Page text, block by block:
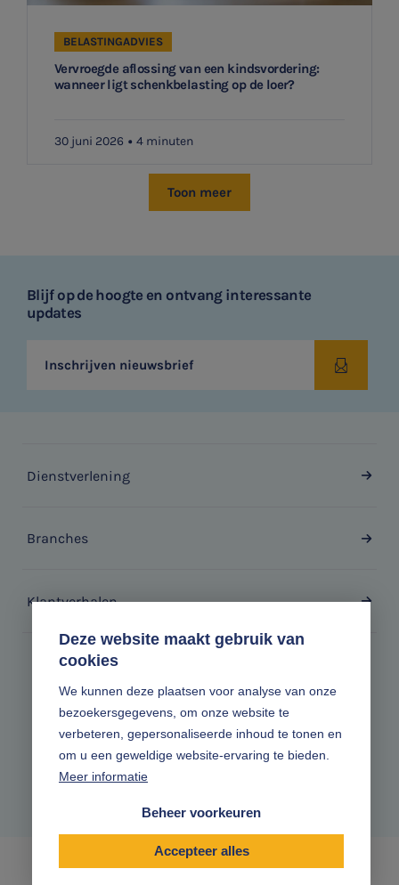
Deze website maakt gebruik van
cookies
We kunnen deze plaatsen voor analyse van onze
bezoekersgegevens, om onze website te
verbeteren, gepersonaliseerde inhoud te tonen en
om u een geweldige website-ervaring te bieden.
Meer informatie
Beheer voorkeuren
Accepteer alles
Vervroegde aflossing van een kindsvordering:
wanneer ligt schenkbelasting op de loer?
BELASTINGADVIES
30 juni 2026 4 minuten
Toon meer
Blijf op de hoogte en ontvang interessante
updates
Inschrijven nieuwsbrief
Dienstverlening
Branches
Klantverhalen
Volg ons online